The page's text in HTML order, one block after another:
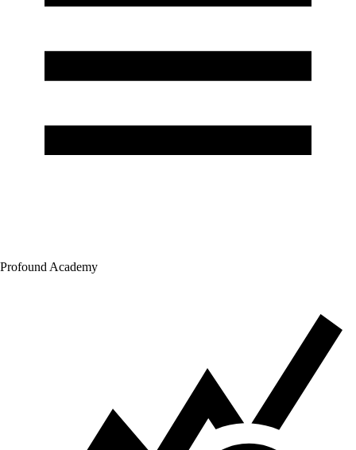
Profound Academy